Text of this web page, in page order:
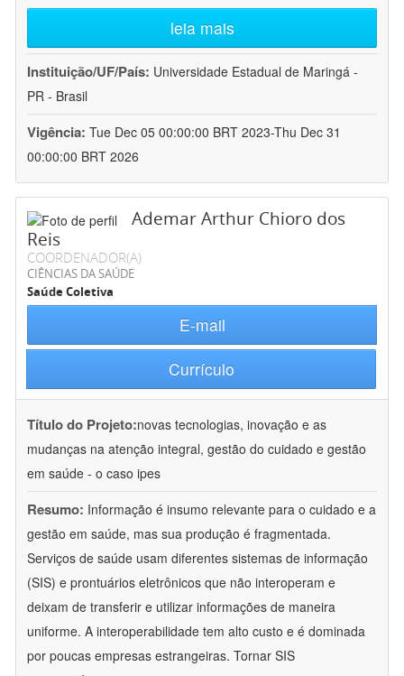
leia mais
Instituição/UF/País: Universidade Estadual de Maringá -
PR - Brasil
Vigência: Tue Dec 05 00:00:00 BRT 2023-Thu Dec 31
00:00:00 BRT 2026
Ademar Arthur Chioro dos
Reis
COORDENADOR(A)
CIÊNCIAS DA SAÚDE
Saúde Coletiva
E-mail
Currículo
Título do Projeto:novas tecnologias, inovação e as
mudanças na atenção integral, gestão do cuidado e gestão
em saúde - o caso ipes
Resumo: Informação é insumo relevante para o cuidado e a
gestão em saúde, mas sua produção é fragmentada.
Serviços de saúde usam diferentes sistemas de informação
(SIS) e prontuários eletrônicos que não interoperam e
deixam de transferir e utilizar informações de maneira
uniforme. A interoperabilidade tem alto custo e é dominada
por poucas empresas estrangeiras. Tornar SIS